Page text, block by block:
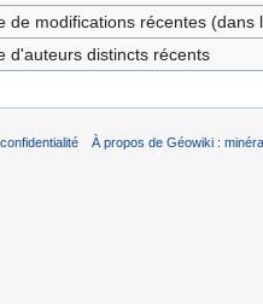
de modifications récentes (dans
d'auteurs distincts récents
À propos de Géowiki :